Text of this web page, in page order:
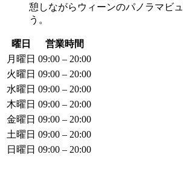
憩しながらウィーンのパノラマビ
う。
曜日
営業時間
月曜日 09:00 – 20:00
火曜日 09:00 – 20:00
水曜日 09:00 – 20:00
木曜日 09:00 – 20:00
金曜日 09:00 – 20:00
土曜日 09:00 – 20:00
日曜日 09:00 – 20:00